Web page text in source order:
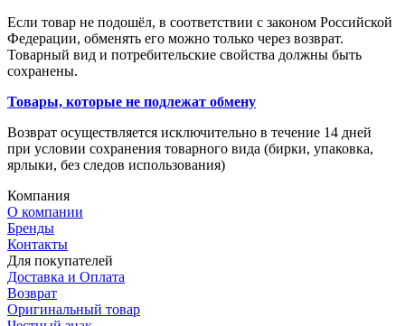
Если товар не подошёл, в соответствии с законом Российской
Федерации, обменять его можно только через возврат.
Товарный вид и потребительские свойства должны быть
сохранены.
Товары, которые не подлежат обмену
Возврат осуществляется исключительно в течение 14 дней
при условии сохранения товарного вида (бирки, упаковка,
ярлыки, без следов использования)
Компания
О компании
Бренды
Контакты
Для покупателей
Доставка и Оплата
Возврат
Оригинальный товар